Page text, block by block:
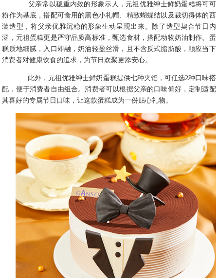
父亲常以稳重内敛的形象示人，元祖优雅绅士鲜奶蛋糕将可可
粉作为基底，搭配可食用的黑色小礼帽、精致蝴蝶结以及裁切得体的西
装造型，将父亲优雅沉稳的形象生动呈现出来。除了造型契合节日内
涵，元祖蛋糕更是严守品质高标准，甄选食材，搭配动物奶油制作。蛋
糕质地细腻，入口即融，奶油轻盈丝滑，且不含反式脂肪酸，顺应当下
消费者对健康饮食的追求，为节日欢聚更添安心。
此外，元祖优雅绅士鲜奶蛋糕提供七种夹馅，可任选2种口味搭
配，便于消费者自由组合。消费者可以根据父亲的口味偏好，定制适配
其喜好的专属节日口味，让这款蛋糕成为一份贴心礼物。